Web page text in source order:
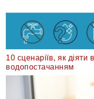
10 сценаріїв, як діяти
водопостачанням